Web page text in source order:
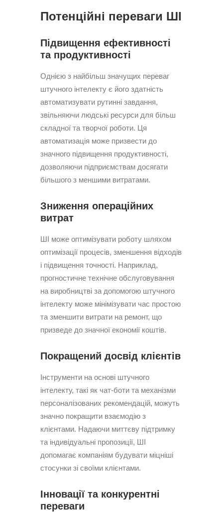
Потенційні переваги ШІ
Підвищення ефективності
та продуктивності
Однією з найбільш значущих переваг
штучного інтелекту є його здатність
автоматизувати рутинні завдання,
звільняючи людські ресурси для більш
складної та творчої роботи. Ця
автоматизація може призвести до
значного підвищення продуктивності,
дозволяючи підприємствам досягати
більшого з меншими витратами.
Зниження операційних
витрат
ШІ може оптимізувати роботу шляхом
оптимізації процесів, зменшення відходів
і підвищення точності. Наприклад,
прогностичне технічне обслуговування
на виробництві за допомогою штучного
інтелекту може мінімізувати час простою
та зменшити витрати на ремонт, що
призведе до значної економії коштів.
Покращений досвід клієнтів
Інструменти на основі штучного
інтелекту, такі як чат-боти та механізми
персоналізованих рекомендацій, можуть
значно покращити взаємодію з
клієнтами. Надаючи миттєву підтримку
та індивідуальні пропозиції, ШІ
допомагає компаніям будувати міцніші
стосунки зі своїми клієнтами.
Інновації та конкурентні
переваги